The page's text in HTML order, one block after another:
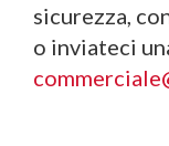
sicurezza,
o inviateci